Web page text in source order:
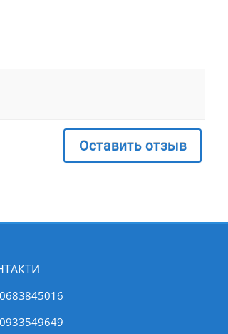
Оставить отзыв